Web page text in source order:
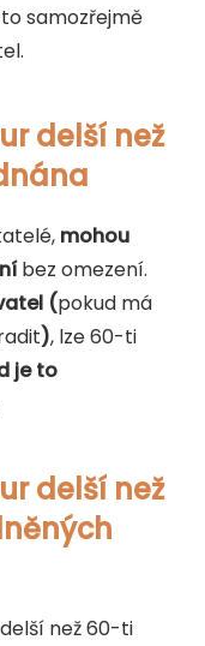
samozřejmě
delší než
mohou
bez omezení.
(pokud má
), lze 60-ti
je to
delší než
než 60-ti